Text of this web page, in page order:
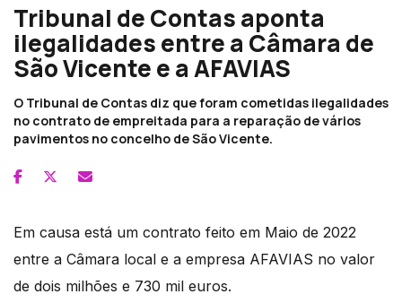
Tribunal de Contas aponta
ilegalidades entre a Câmara de
São Vicente e a AFAVIAS
O Tribunal de Contas diz que foram cometidas ilegalidades
no contrato de empreitada para a reparação de vários
pavimentos no concelho de São Vicente.
Em causa está um contrato feito em Maio de 2022
entre a Câmara local e a empresa AFAVIAS no valor
de dois milhões e 730 mil euros.